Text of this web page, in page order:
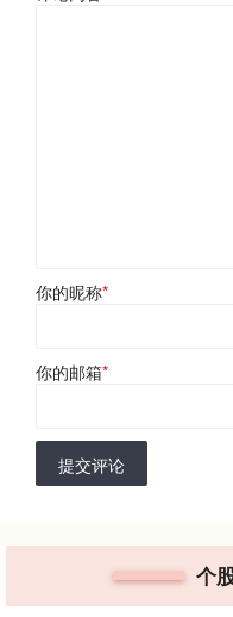
你的昵称*
你的邮箱*
提交评论
个